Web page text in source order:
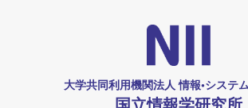
大学共同利用機関法人 情報•システ